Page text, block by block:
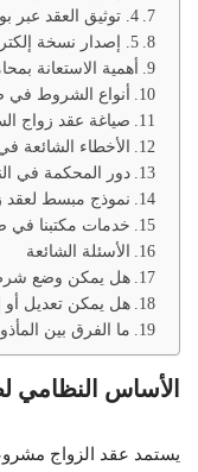
4. توثيق العقد عبر بوابة وزارة العدل
5. إصدار نسخة إلكترونية رسمية
أهمية الاستعانة
أنواع الشروط في
صياغة عقد زواج
الأخطاء الشائعة
دور المحكمة في
نموذج مبسط لعقد
خدمات مكتبنا في
الأسئلة الشائعة
هل يمكن وضع شرط
هل يمكن تعديل أو
ما الفرق بين
الأساس النظامي
يستمد عقد الزواج